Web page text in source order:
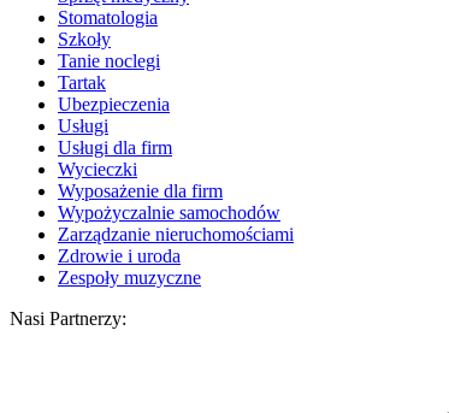
Stomatologia
Szkoły
Tanie noclegi
Tartak
Ubezpieczenia
Usługi
Usługi dla firm
Wycieczki
Wyposażenie dla firm
Wypożyczalnie samochodów
Zarządzanie nieruchomościami
Zdrowie i uroda
Zespoły muzyczne
Nasi Partnerzy: